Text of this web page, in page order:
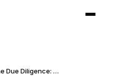
Kontinuierliche Due Diligence: Erkenntnisse, die sich aktualisieren, während der Datenraum wächst